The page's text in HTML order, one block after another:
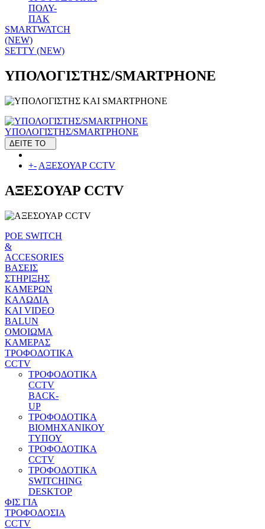
ΠΟΛΥ-
ΠΑΚ
SMARTWATCH
(NEW)
SETTY (NEW)
ΥΠΟΛΟΓΙΣΤΗΣ/SMARTPHONE
ΥΠΟΛΟΓΙΣΤΗΣ/SMARTPHONE
ΔΕΙΤΕ ΤΟ
+- ΑΞΕΣΟΥΑΡ CCTV
ΑΞΕΣΟΥΑΡ CCTV
POE SWITCH
&
ACCESORIES
ΒΑΣΕΙΣ
ΣΤΗΡΙΞΗΣ
ΚΑΜΕΡΩΝ
ΚΑΛΩΔΙΑ
ΚΑΙ VIDEO
BALUN
ΟΜΟΙΩΜΑ
ΚΑΜΕΡΑΣ
ΤΡΟΦΟΔΟΤΙΚΑ
CCTV
ΤΡΟΦΟΔΟΤΙΚΑ
CCTV
BACK-
UP
ΤΡΟΦΟΔΟΤΙΚΑ
ΒΙΟΜΗΧΑΝΙΚΟΥ
ΤΥΠΟΥ
ΤΡΟΦΟΔΟΤΙΚΑ
CCTV
ΤΡΟΦΟΔΟΤΙΚΑ
SWITCHING
DESKTOP
ΦΙΣ ΓΙΑ
ΤΡΟΦΟΔΟΣΙΑ
CCTV